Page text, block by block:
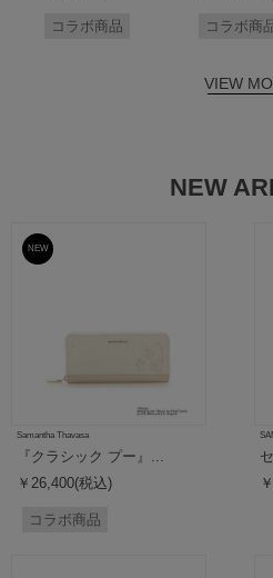
コラボ商品 コラボ商
VIEW
NEW
予約
NEW
Samantha Thavasa
『クラシック プー』...
￥26,400(税込)
コラボ商品